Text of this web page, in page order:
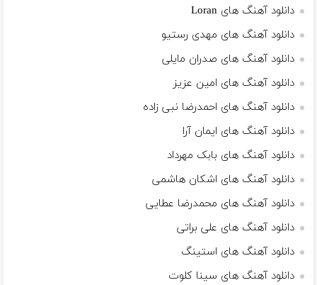
دانلود آهنگ های Loran
دانلود آهنگ های مهدی رستیو
دانلود آهنگ های صدران مایلی
دانلود آهنگ های امین عزیز
دانلود آهنگ های احمدرضا نبی زاده
دانلود آهنگ های ایمان آرا
دانلود آهنگ های بابک مهرداد
دانلود آهنگ های اشکان هاشمی
دانلود آهنگ های محمدرضا عطایی
دانلود آهنگ های علی براتی
دانلود آهنگ های استینگ
دانلود آهنگ های سینا کلوت